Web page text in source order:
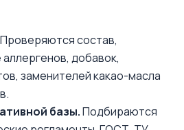
Проверяются состав,
добавок,
заменителей какао-масла
базы.Подбираются